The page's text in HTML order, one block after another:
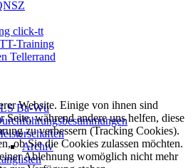
click-tt
Training
Tellerrand
Ba-Wü
Archiv
Website. Einige von ihnen sind
Seite, während andere uns helfen, diese
zu verbessern (Tracking Cookies).
ob Sie die Cookies zulassen möchten.
Ablehnung womöglich nicht mehr